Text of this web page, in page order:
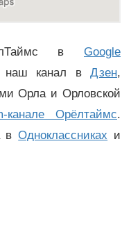
в Google
канал вДзен,
Орла и Орловской
канале Орёлтаймс.
вОдноклассниках и